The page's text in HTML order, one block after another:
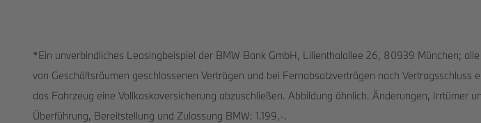
*Ein unverbindliches Leasingbeispiel der BMW Bank GmbH, Lilienthalallee 26, 80939 München;
von Geschäftsräumen geschlossenen Verträgen und bei Fernabsatzverträgen nach
das Fahrzeug eine Vollkaskoversicherung abzuschließen. Abbildung ähnlich. Änderungen, Irrtümer
Überführung, Bereitstellung und Zulassung BMW: 1.199,-.